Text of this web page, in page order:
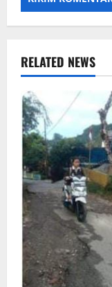
RELATED NEWS